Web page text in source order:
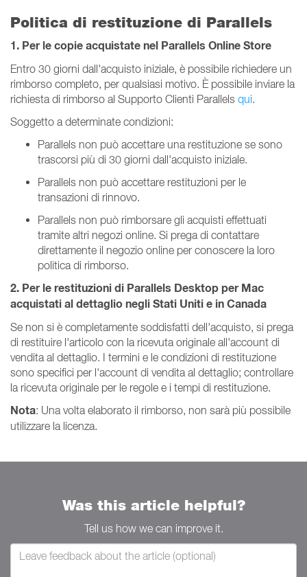
Politica di restituzione di Parallels
1. Per le copie acquistate nel Parallels Online Store
Entro 30 giorni dall'acquisto iniziale, è possibile richiedere un
rimborso completo, per qualsiasi motivo. È possibile inviare la
richiesta di rimborso al Supporto Clienti Parallels qui.
Soggetto a determinate condizioni:
Parallels non può accettare una restituzione se sono
trascorsi più di 30 giorni dall'acquisto iniziale.
Parallels non può accettare restituzioni per le
transazioni di rinnovo.
Parallels non può rimborsare gli acquisti effettuati
tramite altri negozi online. Si prega di contattare
direttamente il negozio online per conoscere la loro
politica di rimborso.
2. Per le restituzioni di Parallels Desktop per Mac
acquistati al dettaglio negli Stati Uniti e in Canada
Se non si è completamente soddisfatti dell'acquisto, si prega
di restituire l'articolo con la ricevuta originale all'account di
vendita al dettaglio. I termini e le condizioni di restituzione
sono specifici per l'account di vendita al dettaglio; controllare
la ricevuta originale per le regole e i tempi di restituzione.
Nota: Una volta elaborato il rimborso, non sarà più possibile
utilizzare la licenza.
Was this article helpful?
Tell us how we can improve it.